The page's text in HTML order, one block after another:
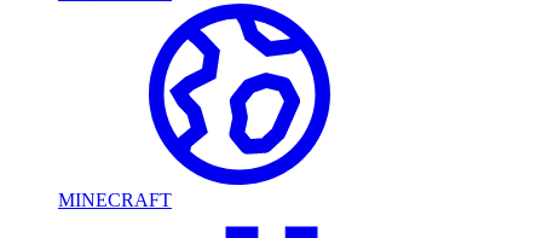
MINECRAFT